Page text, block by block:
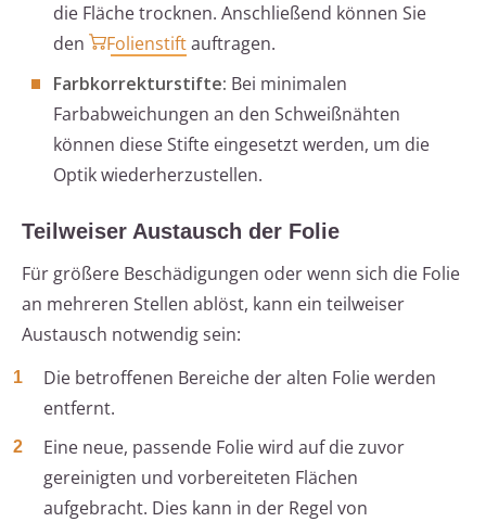
die Fläche trocknen. Anschließend können Sie
den
Folienstiftauftragen.
Farbkorrekturstifte: Bei minimalen
Farbabweichungen an den Schweißnähten
können diese Stifte eingesetzt werden, um die
Optik wiederherzustellen.
Teilweiser Austausch der Folie
Für größere Beschädigungen oder wenn sich die Folie
an mehreren Stellen ablöst, kann ein teilweiser
Austausch notwendig sein:
Die betroffenen Bereiche der alten Folie werden
entfernt.
Eine neue, passende Folie wird auf die zuvor
gereinigten und vorbereiteten Flächen
aufgebracht. Dies kann in der Regel von